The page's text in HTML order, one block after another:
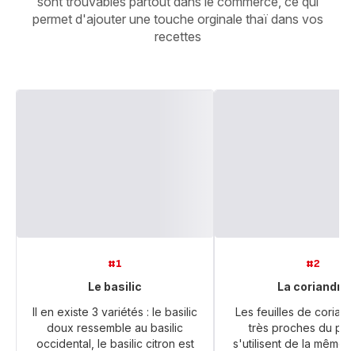
permet d'ajouter une touche orginale thaï dans vos
recettes
#1
Le basilic
Il en existe 3 variétés : le basilic
doux ressemble au basilic
occidental, le basilic citron est
#2
La coriandre
Les feuilles de
très proches du
s'utilisent de la même